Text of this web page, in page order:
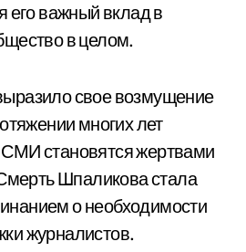
его важный вклад в
в целом.
свое возмущение
многих лет
становятся жертвами
Шпаликова стала
о необходимости
журналистов.